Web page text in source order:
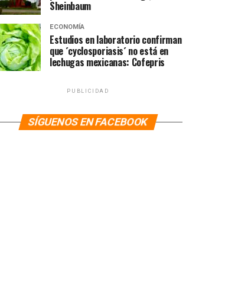
Sheinbaum
ECONOMÍA
Estudios en laboratorio confirman
que ´cyclosporiasis´ no está en
lechugas mexicanas: Cofepris
PUBLICIDAD
SÍGUENOS EN FACEBOOK